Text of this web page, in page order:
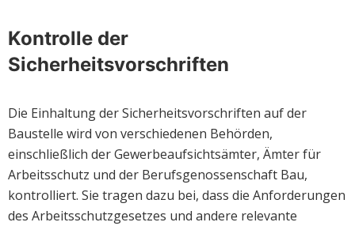
Kontrolle der
Sicherheitsvorschriften
Die Einhaltung der Sicherheitsvorschriften auf der
Baustelle wird von verschiedenen Behörden,
einschließlich der Gewerbeaufsichtsämter, Ämter für
Arbeitsschutz und der Berufsgenossenschaft Bau,
kontrolliert. Sie tragen dazu bei, dass die Anforderungen
des Arbeitsschutzgesetzes und andere relevante